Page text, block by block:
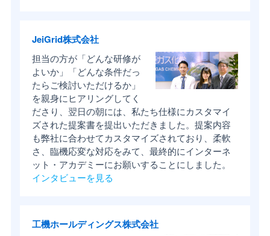
JeiGrid株式会社
担当の方が「どんな研修が
よいか」「どんな条件だっ
たらご検討いただけるか」
を親身にヒアリングしてく
ださり、翌日の朝には、私たち仕様にカスタマイ
ズされた提案書を提出いただきました。提案内容
も弊社に合わせてカスタマイズされており、柔軟
さ、臨機応変な対応をみて、最終的にインターネ
ット・アカデミーにお願いすることにしました。
インタビューを見る
工機ホールディングス株式会社